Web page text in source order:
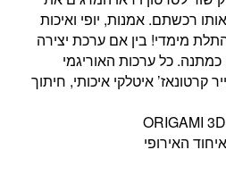
רכשתם. אמנות, יופי ואיכות
מימדי! בין אם ערכת יצירה
כל ערכות האוריגמי
קרטונאז’ איטלקי איכותי, חיתוך